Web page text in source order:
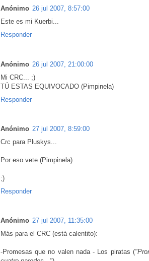
Anónimo 26 jul 2007, 8:57:00
Este es mi Kuerbi...
Responder
Anónimo 26 jul 2007, 21:00:00
Mi CRC... ;)
TÚ ESTAS EQUIVOCADO (Pimpinela)
Responder
Anónimo 27 jul 2007, 8:59:00
Crc para Pluskys...
Por eso vete (Pimpinela)
;)
Responder
Anónimo 27 jul 2007, 11:35:00
Más para el CRC (está calentito):
-Promesas que no valen nada - Los piratas (